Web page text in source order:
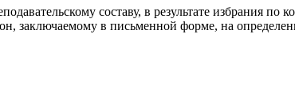
составу, в результате избрания
заключаемому в письменной форме, на